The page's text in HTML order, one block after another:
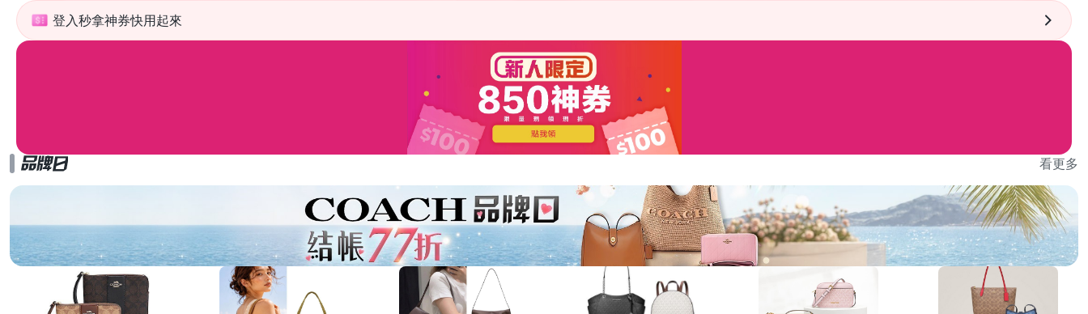
登入秒拿神券快用起來
看更多